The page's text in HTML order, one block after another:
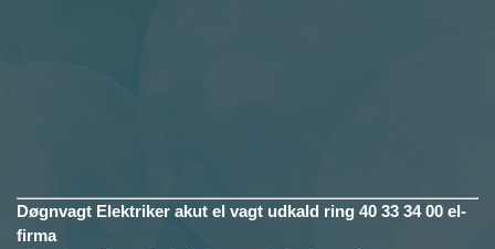
Døgnvagt Elektriker akut el vagt udkald ring 40 33 34 00 el-
firma